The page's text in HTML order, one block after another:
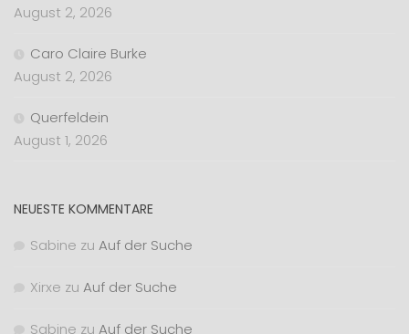
August 2, 2026
Caro Claire Burke
August 2, 2026
Querfeldein
August 1, 2026
NEUESTE KOMMENTARE
Sabine zu Auf der Suche
Xirxe zu Auf der Suche
Sabine zu Auf der Suche